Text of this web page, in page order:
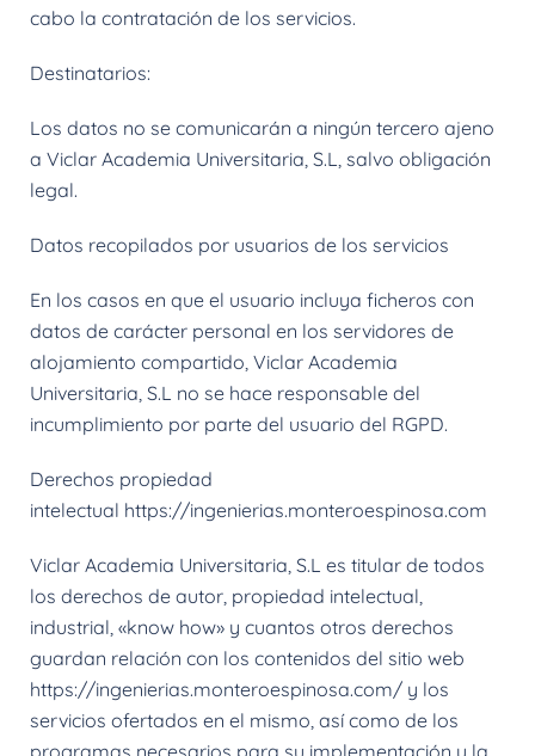
cabo la contratación de los servicios.
Destinatarios:
Los datos no se comunicarán a ningún tercero ajeno
a Viclar Academia Universitaria, S.L, salvo obligación
legal.
Datos recopilados por usuarios de los servicios
En los casos en que el usuario incluya ficheros con
datos de carácter personal en los servidores de
alojamiento compartido, Viclar Academia
Universitaria, S.L no se hace responsable del
incumplimiento por parte del usuario del RGPD.
Derechos propiedad
intelectual https://ingenierias.monteroespinosa.com
Viclar Academia Universitaria, S.L es titular de todos
los derechos de autor, propiedad intelectual,
industrial, «know how» y cuantos otros derechos
guardan relación con los contenidos del sitio web
https://ingenierias.monteroespinosa.com/ y los
servicios ofertados en el mismo, así como de los
programas necesarios para su implementación y la